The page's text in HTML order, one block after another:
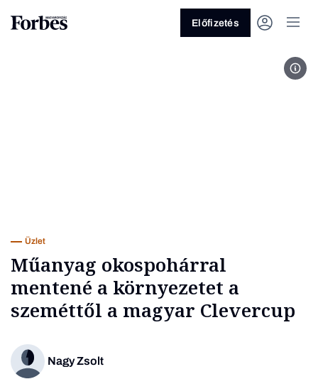
Előfizetés
Üzlet
Műanyag okospohárral
mentené a környezetet a
szeméttől a magyar Clevercup
Nagy Zsolt